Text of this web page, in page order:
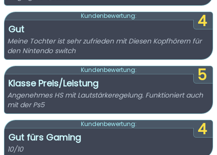
4
Kundenbewertung:
Gut
Meine Tochter ist sehr zufrieden mit Diesen Kopfhörern für
den Nintendo switch
5
Kundenbewertung:
Klasse Preis/Leistung
Angenehmes HS mit Lautstärkeregelung. Funktioniert auch
mit der Ps5
4
Kundenbewertung:
Gut fürs Gaming
10/10